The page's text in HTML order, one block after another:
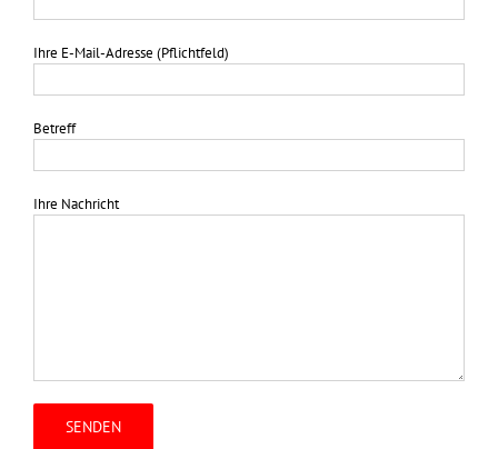
Ihre E-Mail-Adresse (Pflichtfeld)
Betreff
Ihre Nachricht